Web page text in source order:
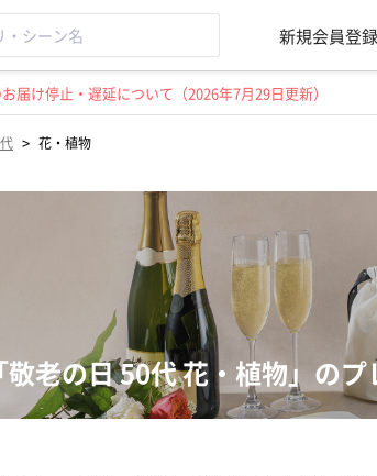
新規会員登録
け停止・遅延について（2026年7月29日更新）
> 花・植物
敬老の日 50代 花・植物」の